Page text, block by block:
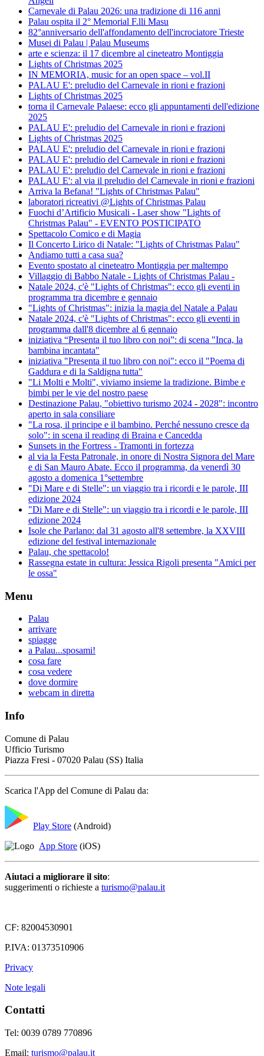
Carnevale di Palau 2026: una tradizione di 116 anni
Palau ospita il 2° Memorial F.lli Masu
82°anniversario dell'affondamento dell'incrociatore Trieste
Musei di Palau | Palau Museums
arte e scienza: il 17 dicembre al cineteatro Montiggia
Lights of Christmas 2025
IN MEMORIA, music for an open space – vol.II
PALAU E': preludio del Carnevale in rioni e frazioni
Lights of Christmas 2025
torna il Carnevale Palaese: ecco gli appuntamenti dell'edizione
2025
PALAU E': preludio del Carnevale in rioni e frazioni
Lights of Christmas 2025
PALAU E': preludio del Carnevale in rioni e frazioni
PALAU E': preludio del Carnevale in rioni e frazioni
PALAU E': preludio del Carnevale in rioni e frazioni
PALAU E': al via il preludio del Carnevale in rioni e frazioni
Arriva la Befana! "Lights of Christmas Palau"
laboratori ricreativi @Lights of Christmas Palau
Fuochi d’Artificio Musicali - Laser show "Lights of
Christmas Palau" - EVENTO POSTICIPATO
Spettacolo Comico e di Magia
Il Concerto Lirico di Natale: "Lights of Christmas Palau"
Andiamo tutti a casa sua?
Evento spostato al cineteatro Montiggia per maltempo
Villaggio di Babbo Natale - Lights of Christmas Palau -
Natale 2024, c'è "Lights of Christmas": ecco gli eventi in
programma tra dicembre e gennaio
"Lights of Christmas": inizia la magia del Natale a Palau
Natale 2024, c'è "Lights of Christmas": ecco gli eventi in
programma dall'8 dicembre al 6 gennaio
iniziativa “Presenta il tuo libro con noi”: di scena "Inca, la
bambina incantata"
iniziativa "Presenta il tuo libro con noi": ecco il "Poema di
Gaddura e di la Saldigna tutta"
"Li Molti e Molti", viviamo insieme la tradizione. Bimbe e
bimbi per le vie del nostro paese
Destinazione Palau, "obiettivo turismo 2024 - 2028": incontro
aperto in sala consiliare
"La rosa, il principe e il bambino. Perché nessuno cresce da
solo": in scena il reading di Braina e Cancedda
Sunsets in the Fortress - Tramonti in fortezza
al via la Festa Patronale, in onore di Nostra Signora del Mare
e di San Mauro Abate. Ecco il programma, da venerdì 30
agosto a domenica 1°settembre
"Di Mare e di Stelle": un viaggio tra i ricordi e le parole, III
edizione 2024
"Di Mare e di Stelle": un viaggio tra i ricordi e le parole, III
edizione 2024
Isole che Parlano: dal 31 agosto all'8 settembre, la XXVIII
edizione del festival internazionale
Palau, che spettacolo!
Rassegna estate in cultura: Jessica Rigoli presenta "Amici per
le ossa"
Menu
Palau
arrivare
spiagge
a Palau...sposami!
cosa fare
cosa vedere
dove dormire
webcam in diretta
Info
Comune di Palau
Ufficio Turismo
Piazza Fresi - 07020 Palau (SS) Italia
Scarica l'App del Comune di Palau da:
Play Store (Android)
App Store (iOS)
Aiutaci a migliorare il sito:
suggerimenti o richieste a turismo@palau.it
CF: 82004530901
P.IVA: 01373510906
Privacy
Note legali
Contatti
Tel: 0039 0789 770896
Email: turismo@palau.it